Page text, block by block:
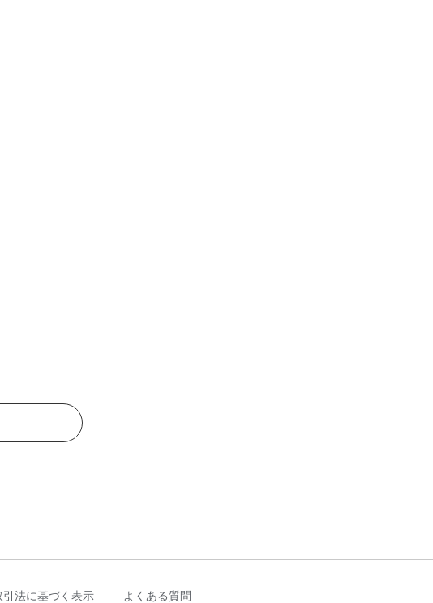
引法に基づく表示 よくある質問